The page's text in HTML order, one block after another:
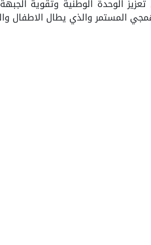
الوحدة الوطنية وتقوية
المستمر والذي يطال الاطفال